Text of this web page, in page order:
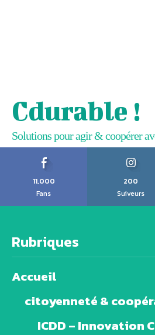
Cdurable !
Solutions pour agir & coopérer
11,000
Fans
200
Suiveurs
Rubriques
Accueil
citoyenneté &
ICDD – Innovation